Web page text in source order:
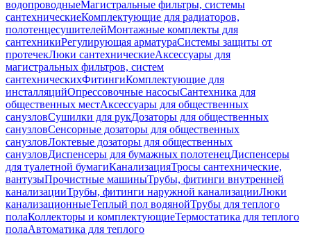
водопроводныеМагистральные фильтры, системы
сантехническиеКомплектующие для радиаторов,
полотенцесушителейМонтажные комплекты для
сантехникиРегулирующая арматураСистемы защиты от
протечекЛюки сантехническиеАксессуары для
магистральных фильтров, систем
сантехническихФитингиКомплектующие для
инсталляцийОпрессовочные насосыСантехника для
общественных местАксессуары для общественных
санузловСушилки для рукДозаторы для общественных
санузловСенсорные дозаторы для общественных
санузловЛоктевые дозаторы для общественных
санузловДиспенсеры для бумажных полотенецДиспенсеры
для туалетной бумагиКанализацияТросы сантехнические,
вантузыПрочистные машиныТрубы, фитинги внутренней
канализацииТрубы, фитинги наружной канализацииЛюки
канализационныеТеплый пол водянойТрубы для теплого
полаКоллекторы и комплектующиеТермостатика для теплого
полаАвтоматика для теплого